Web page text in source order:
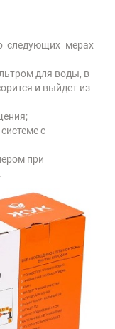
следующих мерах
для воды, в
и выйдет из
с
при